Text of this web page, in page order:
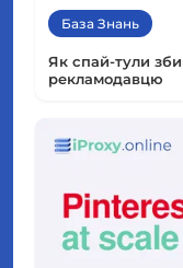
База Знань
Як спай-тули
рекламодавцю